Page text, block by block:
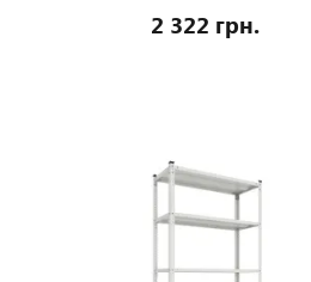
2 322 грн.